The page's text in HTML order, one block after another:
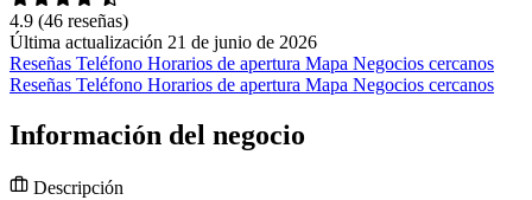
4.9 (46 reseñas)
Última actualización 21 de junio de 2026
Reseñas Teléfono Horarios de apertura Mapa Negocios cercanos
Reseñas Teléfono Horarios de apertura Mapa Negocios cercanos
Información del negocio
Descripción